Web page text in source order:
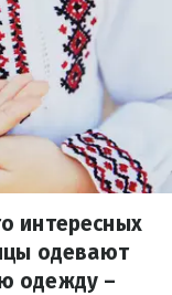
интересных
одевают
одежду –